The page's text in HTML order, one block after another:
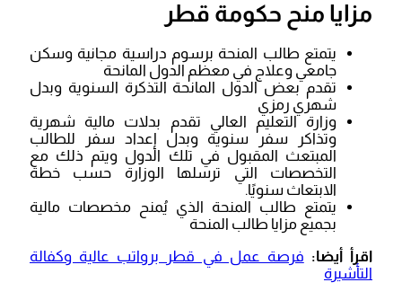
مزايا منح حكومة قطر
يتمتع طالب المنحة برسوم دراسية مجانية وسكن
جامعي وعلاج في معظم الدول المانحة
تقدم بعض الدول المانحة التذكرة السنوية وبدل
شهري رمزي
وزارة التعليم العالي تقدم بدلات مالية شهرية
وتذاكر سفر سنوية وبدل إعداد سفر للطالب
المبتعث المقبول في تلك الدول ويتم ذلك مع
التخصصات التي ترسلها الوزارة حسب خطة
الابتعاث سنويًا.
يتمتع طالب المنحة الذي يُمنح مخصصات مالية
بجميع مزايا طالب المنحة
اقرأ أيضا: فرصة عمل في قطر برواتب عالية وكفالة
التأشيرة